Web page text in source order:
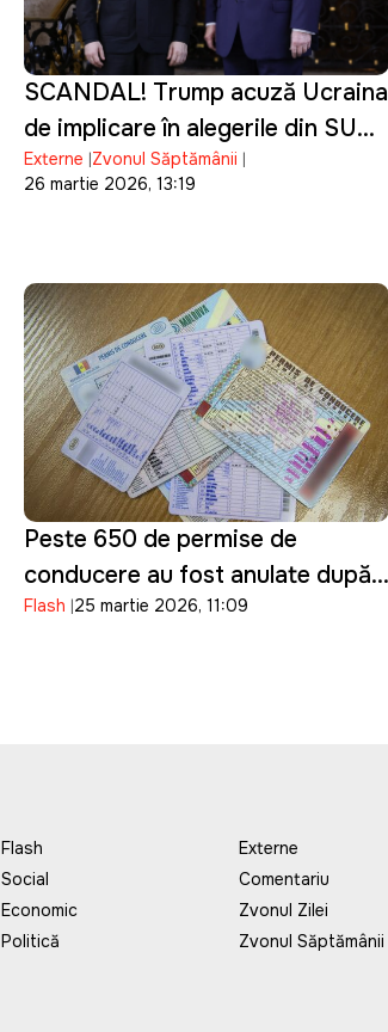
SCANDAL! Trump acuză Ucraina
de implicare în alegerile din SUA
și de finanțarea campaniei lui
Biden
Externe Zvonul Săptămânii
26 martie 2026, 13:19
Peste 650 de permise de
conducere au fost anulate după
fraude la examenele auto, anunţă
Flash 25 martie 2026, 11:09
Flash
Social
Economic
Politică
Externe
Comentariu
Zvonul Zilei
Zvonul Săptămânii